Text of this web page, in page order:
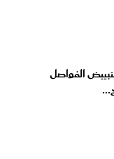
الفواصل